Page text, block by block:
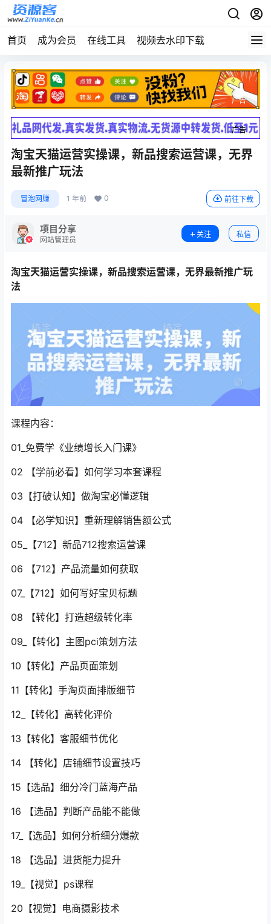
首页 成为会员 在线工具 视频去水印下载
广告
广告
淘宝天猫运营实操课，新品搜索运营课，无界
最新推广玩法
冒泡网赚 1 年前 0 前往下载
项目分享
网站管理员
关注 私信
淘宝天猫运营实操课，新品搜索运营课，无界最新推广玩
法
课程内容：
01_免费学《业绩增长入门课》
02 【学前必看】如何学习本套课程
03【打破认知】做淘宝必懂逻辑
04 【必学知识】重新理解销售额公式
05_【712】新品712搜索运营课
06 【712】产品流量如何获取
07_【712】如何写好宝贝标题
08 【转化】打造超级转化率
09_【转化】主图pci策划方法
10【转化】产品页面策划
11【转化】手淘页面排版细节
12_【转化】高转化评价
13【转化】客服细节优化
14 【转化】店铺细节设置技巧
15【选品】细分冷门蓝海产品
16 【选品】判断产品能不能做
17_【选品】如何分析细分爆款
18 【选品】进货能力提升
19_【视觉】ps课程
20【视觉】电商摄影技术